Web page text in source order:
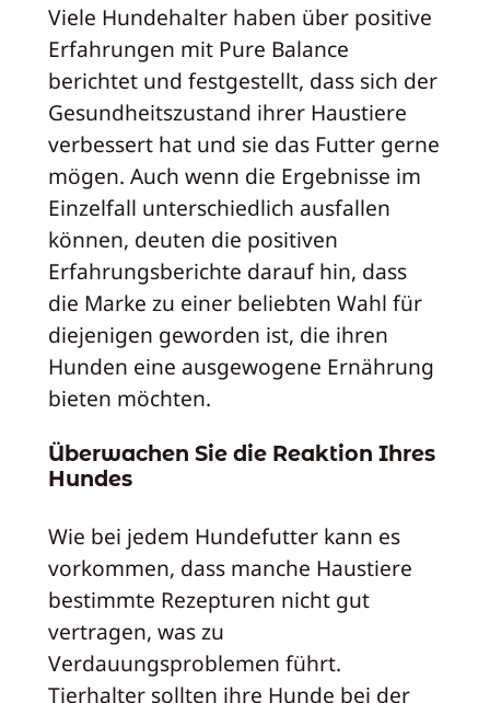
Viele Hundehalter haben über positive
Erfahrungen mit Pure Balance
berichtet und festgestellt, dass sich der
Gesundheitszustand ihrer Haustiere
verbessert hat und sie das Futter gerne
mögen. Auch wenn die Ergebnisse im
Einzelfall unterschiedlich ausfallen
können, deuten die positiven
Erfahrungsberichte darauf hin, dass
die Marke zu einer beliebten Wahl für
diejenigen geworden ist, die ihren
Hunden eine ausgewogene Ernährung
bieten möchten.
Überwachen Sie die Reaktion Ihres
Hundes
Wie bei jedem Hundefutter kann es
vorkommen, dass manche Haustiere
bestimmte Rezepturen nicht gut
vertragen, was zu
Verdauungsproblemen führt.
Tierhalter sollten ihre Hunde bei der